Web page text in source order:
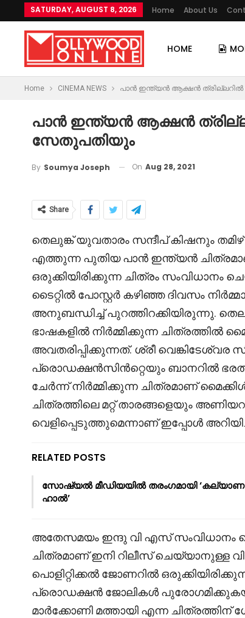
SATURDAY, AUGUST 8, 2026 Home About Us
HOME
Home CINEMA NEWS പാൻ ഇന്ത്യൻ ആക്ഷൻ ത്രില്ലറിൽ
പാൻ ഇന്ത്യൻ ആക്ഷൻ
സേതുപതിയും
By Soumya Joseph On Aug 28, 2021
Share
തെലുങ്ക് യുവതാരം സന്ദീപ് കിഷനും
എത്തുന്ന പുതിയ പാൻ ഇന്ത്യൻ
ഒരുക്കിയിരിക്കുന്ന ചിത്രം സംവിധാനം
ടൈറ്റിൽ പോസ്റ്റർ കഴിഞ്ഞ ദിവസം
അനുബന്ധിച്ച് പുറത്തിറക്കിയിരുന്നു.
ഭാഷകളിൽ നിർമ്മിക്കുന്ന ചിത്രത്തിൽ
അവതരിപ്പിക്കുന്നത്. ശ്രീ
പ്രൊഡക്ഷൻസിൻറ്റെയും ബാനറിൽ
ചേർന്ന് നിർമ്മിക്കുന്ന ചിത്രമാണ്
ചിത്രത്തിലെ മറ്റ് താരങ്ങളെയും
വെളിപ്പെടുത്തുമെന്നാണ് ഇപ്പോൾ
RELATED POSTS
സോഷ്യൽ മീഡിയയിൽ തരംഗമായി ‘കല്യാണ
ഹാൽ’
അതേസമയം ഇന്ദു വി എസ് സംവിധാനം
ചിത്രമാണ് ഇനി റിലീസ്
പൊളിറ്റിക്കൽ ജോണറിൽ
പ്രൊഡക്ഷൻ ജോലികൾ
മാർക്കോണി മത്തായി എന്ന